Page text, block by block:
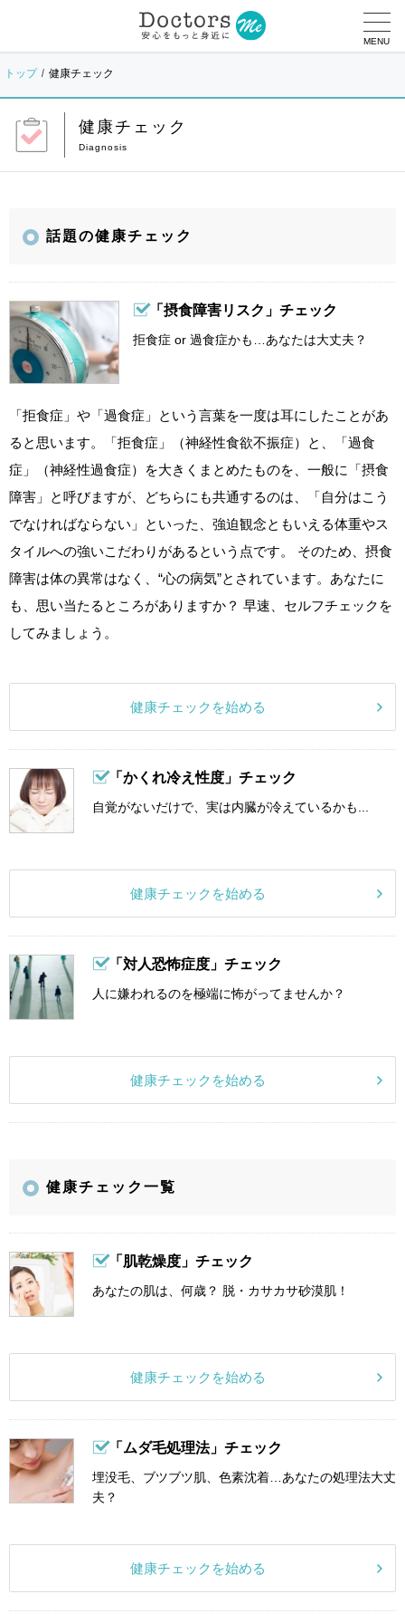
MENU
トップ 健康チェック
健康チェック
話題の健康チェック
「摂食障害リスク」チェック
拒食症 or 過食症かも…あなたは大丈夫？
「拒食症」や「過食症」という言葉を一度は耳にしたことがあ
ると思います。「拒食症」（神経性食欲不振症）と、「過食
症」（神経性過食症）を大きくまとめたものを、一般に「摂食
障害」と呼びますが、どちらにも共通するのは、「自分はこう
でなければならない」といった、強迫観念ともいえる体重やス
タイルへの強いこだわりがあるという点です。 そのため、摂食
障害は体の異常はなく、“心の病気”とされています。あなたに
も、思い当たるところがありますか？ 早速、セルフチェックを
してみましょう。
健康チェックを始める
「かくれ冷え性度」チェック
自覚がないだけで、実は内臓が冷えているかも...
健康チェックを始める
「対人恐怖症度」チェック
人に嫌われるのを極端に怖がってませんか？
健康チェックを始める
健康チェック一覧
「肌乾燥度」チェック
あなたの肌は、何歳？ 脱・カサカサ砂漠肌！
健康チェックを始める
「ムダ毛処理法」チェック
埋没毛、ブツブツ肌、色素沈着…あなたの処理法大丈
夫？
健康チェックを始める